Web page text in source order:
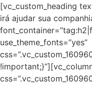
[vc_custom_heading
irá ajudar sua
use_theme_fonts=”yes”